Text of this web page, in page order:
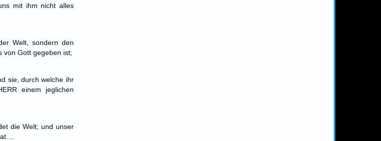
mit ihm nicht alles
Welt, sondern den
von Gott gegeben ist;
sie, durch welche ihr
einem jeglichen
die Welt; und unser